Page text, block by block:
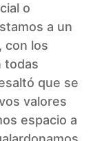
o
a un
con los
todas
que se
valores
espacio a